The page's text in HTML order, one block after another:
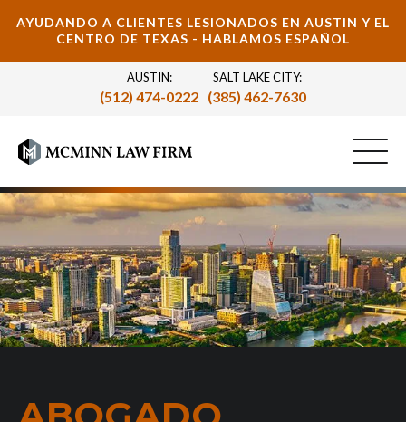
AYUDANDO A CLIENTES LESIONADOS EN AUSTIN Y EL
CENTRO DE TEXAS - HABLAMOS ESPAÑOL
AUSTIN:
(512) 474-0222
SALT LAKE CITY:
(385) 462-7630